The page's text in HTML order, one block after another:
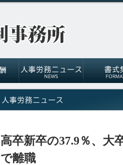
高卒新卒の37.9％、大
で離職